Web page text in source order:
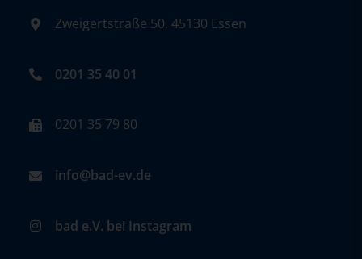
Zweigertstraße 50, 45130 Essen
0201 35 40 01
0201 35 79 80
info@bad-ev.de
bad e.V. bei Instagram